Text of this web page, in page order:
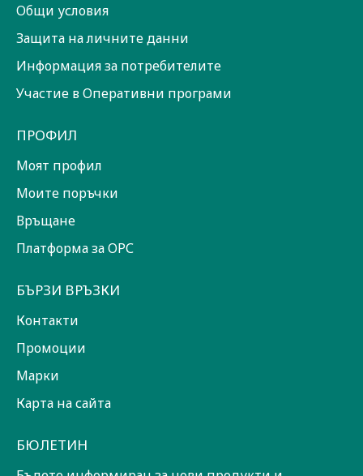
Общи условия
Защита на личните данни
Информация за потребителите
Участие в Оперативни програми
ПРОФИЛ
Моят профил
Моите поръчки
Връщане
Платформа за ОРС
БЪРЗИ ВРЪЗКИ
Контакти
Промоции
Марки
Карта на сайта
БЮЛЕТИН